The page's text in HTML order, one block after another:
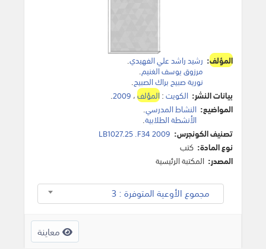
المؤلف: رشيد راشد علي الفهيدي.
مرزوق يوسف الغنيم.
نورية صبيح براك الصبيح.
بيانات النشر: الكويت:المؤلف، 2009
.
المواضيع: النشاط المدرسي.
الأنشطة الطلابية.
تصنيف الكونجرس: LB1027.25 .F34 2009
نوع المادة: كتب
المصدر: المكتبة الرئيسية
مجموع الأوعية المتوفرة : 3
معاينة